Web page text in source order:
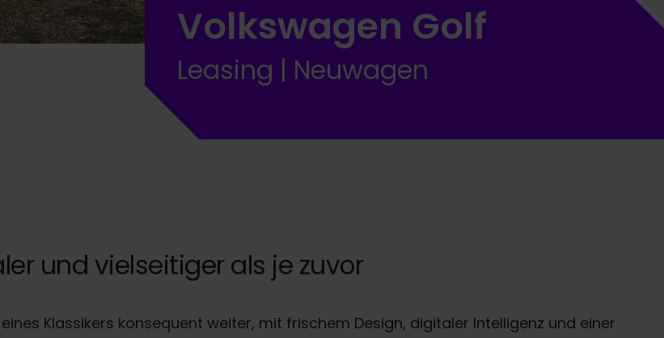
Volkswagen Golf
Leasing | Neuwagen
und vielseitiger als je zuvor
Klassikers konsequent weiter, mit frischem Design, digitaler Intelligenz und einer